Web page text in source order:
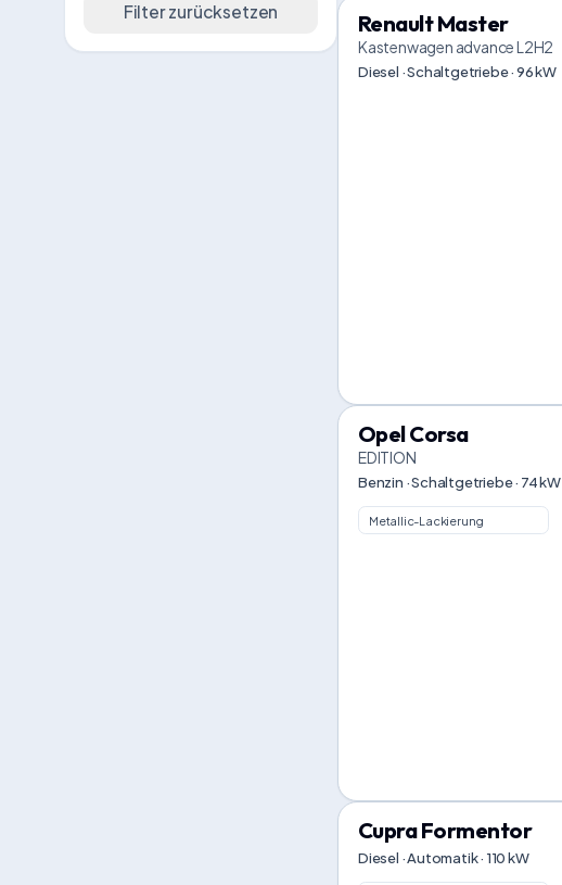
Filter zurücksetzen Renault Master
Kastenwagen advance L2H2
Diesel · Schaltgetriebe · 96 kW
Opel Corsa
EDITION
Benzin · Schaltgetriebe · 74 kW
Metallic-Lackierung
Cupra Formentor
Diesel · Automatik · 110 kW